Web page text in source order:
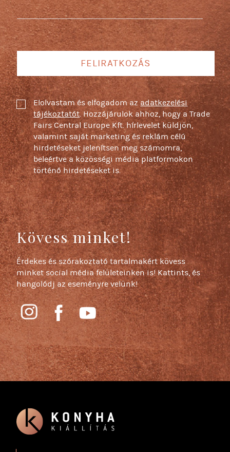
FELIRATKOZÁS
Elolvastam és elfogadom azadatkezelési
tájékoztatót. Hozzájárulok ahhoz, hogy a Trade
Fairs Central Europe Kft. hírlevelet küldjön,
valamint saját marketing és reklám célú
hirdetéseket jelenítsen meg számomra,
beleértve a közösségi média platformokon
történő hirdetéseket is.
Kövess minket!
Érdekes és szórakoztató tartalmakért kövess
minket social média felületeinken is! Kattints, és
hangolódj az eseményre velünk!